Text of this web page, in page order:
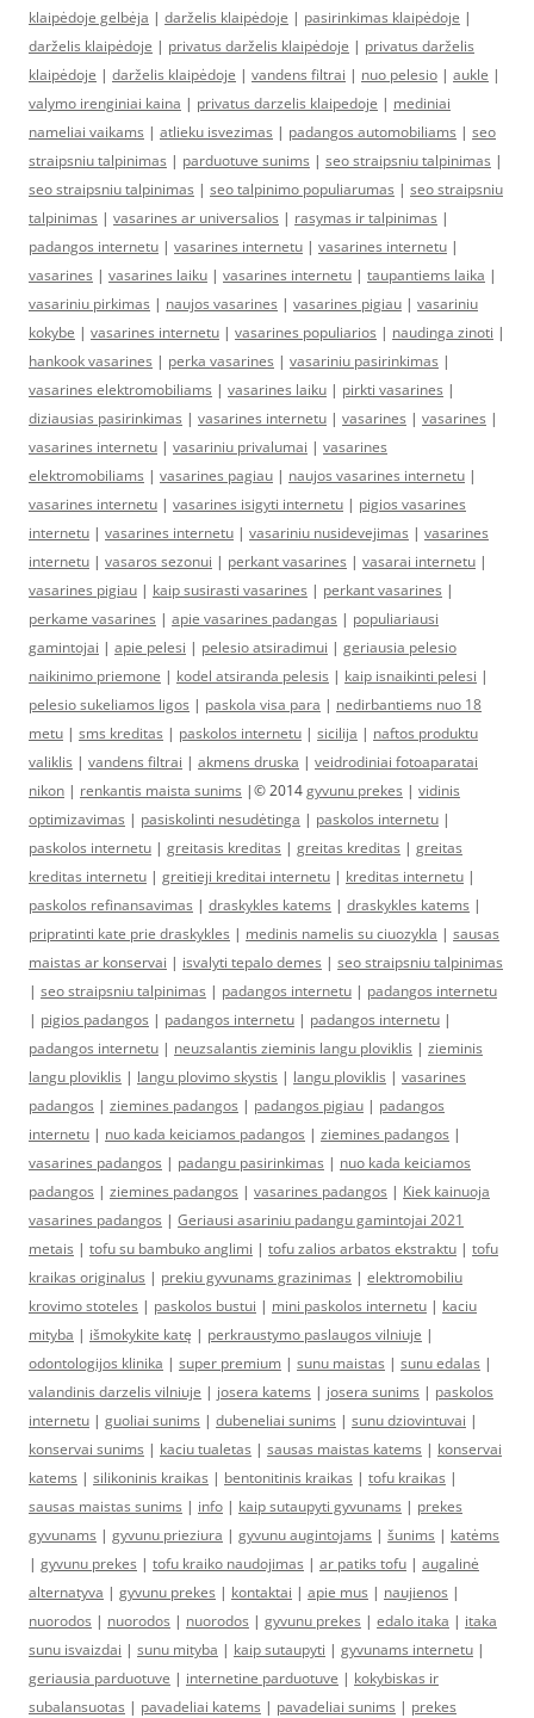
klaipėdoje gelbėja | darželis klaipėdoje | pasirinkimas klaipėdoje |
darželis klaipėdoje | privatus darželis klaipėdoje | privatus darželis
klaipėdoje | darželis klaipėdoje | vandens filtrai | nuo pelesio | aukle |
valymo irenginiai kaina | privatus darzelis klaipedoje | mediniai
nameliai vaikams | atlieku isvezimas | padangos automobiliams | seo
straipsniu talpinimas | parduotuve sunims | seo straipsniu talpinimas |
seo straipsniu talpinimas | seo talpinimo populiarumas | seo straipsniu
talpinimas | vasarines ar universalios | rasymas ir talpinimas |
padangos internetu | vasarines internetu | vasarines internetu |
vasarines | vasarines laiku | vasarines internetu | taupantiems laika |
vasariniu pirkimas | naujos vasarines | vasarines pigiau | vasariniu
kokybe | vasarines internetu | vasarines populiarios | naudinga zinoti |
hankook vasarines | perka vasarines | vasariniu pasirinkimas |
vasarines elektromobiliams | vasarines laiku | pirkti vasarines |
diziausias pasirinkimas | vasarines internetu | vasarines | vasarines |
vasarines internetu | vasariniu privalumai | vasarines
elektromobiliams | vasarines pagiau | naujos vasarines internetu |
vasarines internetu | vasarines isigyti internetu | pigios vasarines
internetu | vasarines internetu | vasariniu nusidevejimas | vasarines
internetu | vasaros sezonui | perkant vasarines | vasarai internetu |
vasarines pigiau | kaip susirasti vasarines | perkant vasarines |
perkame vasarines | apie vasarines padangas | populiariausi
gamintojai | apie pelesi | pelesio atsiradimui | geriausia pelesio
naikinimo priemone | kodel atsiranda pelesis | kaip isnaikinti pelesi |
pelesio sukeliamos ligos | paskola visa para | nedirbantiems nuo 18
metu | sms kreditas | paskolos internetu | sicilija | naftos produktu
valiklis | vandens filtrai | akmens druska | veidrodiniai fotoaparatai
nikon | renkantis maista sunims |© 2014gyvunu prekes | vidinis
optimizavimas | pasiskolinti nesudėtinga | paskolos internetu |
paskolos internetu | greitasis kreditas | greitas kreditas | greitas
kreditas internetu | greitieji kreditai internetu | kreditas internetu |
paskolos refinansavimas | draskykles katems | draskykles katems |
pripratinti kate prie draskykles | medinis namelis su ciuozykla | sausas
maistas ar konservai | isvalyti tepalo demes | seo straipsniu talpinimas
| seo straipsniu talpinimas | padangos internetu | padangos internetu
| pigios padangos | padangos internetu | padangos internetu |
padangos internetu | neuzsalantis zieminis langu ploviklis | zieminis
langu ploviklis | langu plovimo skystis | langu ploviklis | vasarines
padangos | ziemines padangos | padangos pigiau | padangos
internetu | nuo kada keiciamos padangos | ziemines padangos |
vasarines padangos | padangu pasirinkimas | nuo kada keiciamos
padangos | ziemines padangos | vasarines padangos | Kiek kainuoja
vasarines padangos | Geriausi asariniu padangu gamintojai 2021
metais | tofu su bambuko anglimi | tofu zalios arbatos ekstraktu | tofu
kraikas originalus | prekiu gyvunams grazinimas | elektromobiliu
krovimo stoteles | paskolos bustui | mini paskolos internetu | kaciu
mityba | išmokykite katę | perkraustymo paslaugos vilniuje |
odontologijos klinika | super premium | sunu maistas | sunu edalas |
valandinis darzelis vilniuje | josera katems | josera sunims | paskolos
internetu | guoliai sunims | dubeneliai sunims | sunu dziovintuvai |
konservai sunims | kaciu tualetas | sausas maistas katems | konservai
katems | silikoninis kraikas | bentonitinis kraikas | tofu kraikas |
sausas maistas sunims | info | kaip sutaupyti gyvunams | prekes
gyvunams | gyvunu prieziura | gyvunu augintojams | šunims | katėms
| gyvunu prekes | tofu kraiko naudojimas | ar patiks tofu | augalinė
alternatyva | gyvunu prekes | kontaktai | apie mus | naujienos |
nuorodos | nuorodos | nuorodos | gyvunu prekes | edalo itaka | itaka
sunu isvaizdai | sunu mityba | kaip sutaupyti | gyvunams internetu |
geriausia parduotuve | internetine parduotuve | kokybiskas ir
subalansuotas | pavadeliai katems | pavadeliai sunims | prekes